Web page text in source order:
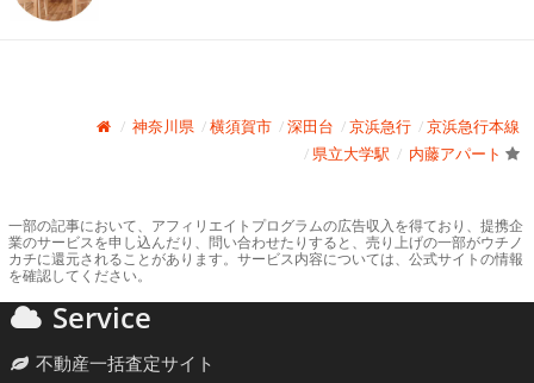
神奈川県 横須賀市 深田台 京浜急行
京浜急行本線
県立大学駅
内藤アパート
一部の記事において、アフィリエイトプログラムの広告収入を得ており、提携企
業のサービスを申し込んだり、問い合わせたりすると、売り上げの一部がウチノ
カチに還元されることがあります。サービス内容については、公式サイトの情報
を確認してください。
Service
不動産一括査定サイト